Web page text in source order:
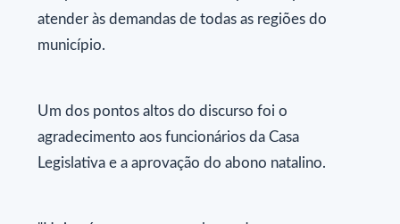
atender às demandas de todas as regiões do
município.
Um dos pontos altos do discurso foi o
agradecimento aos funcionários da Casa
Legislativa e a aprovação do abono natalino.